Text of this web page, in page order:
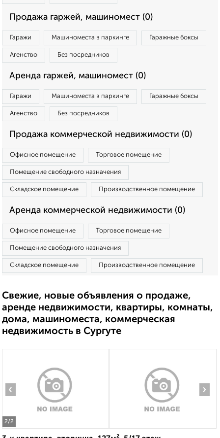
Продажа гаржей, машиномест (0)
Гаражи Машиноместа в паркинге Гаражные боксы
Агенство Без посредников
Аренда гаржей, машиномест (0)
Гаражи Машиноместа в паркинге Гаражные боксы
Агенство Без посредников
Продажа коммерческой недвижимости (0)
Офисное помещение Торговое помещение
Помещение свободного назначения
Складское помещение Производственное помещение
Аренда коммерческой недвижимости (0)
Офисное помещение Торговое помещение
Помещение свободного назначения
Складское помещение Производственное помещение
Свежие, новые объявления о продаже,
аренде недвижимости, квартиры, комнаты,
дома, машиноместа, коммерческая
недвижимость в Сургуте
2/2
‹ ›